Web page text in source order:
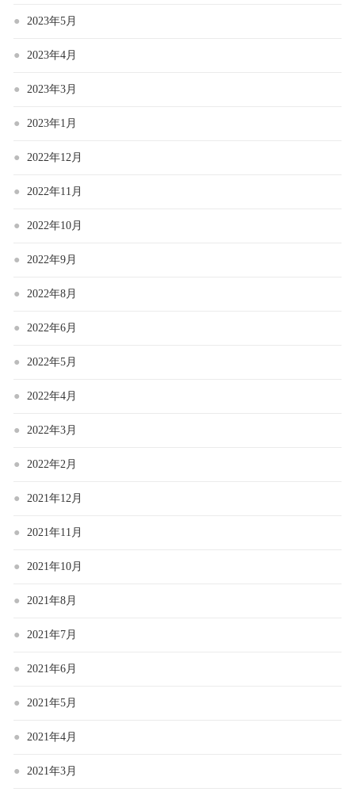
2023年5月
2023年4月
2023年3月
2023年1月
2022年12月
2022年11月
2022年10月
2022年9月
2022年8月
2022年6月
2022年5月
2022年4月
2022年3月
2022年2月
2021年12月
2021年11月
2021年10月
2021年8月
2021年7月
2021年6月
2021年5月
2021年4月
2021年3月